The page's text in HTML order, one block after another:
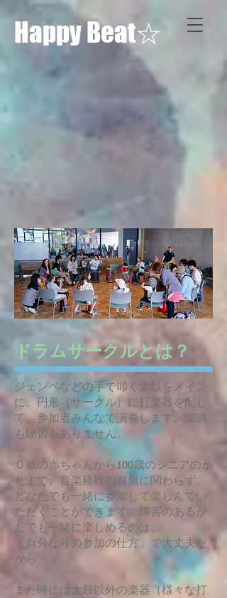
Happy Beat☆
​ドラムサークルとは？
ジェンベなどの手で叩く太鼓をメイン
に、円形（サークル）に打楽器を配し
て、参加者みんなで演奏します。楽譜
も練習もありません。
０歳の赤ちゃんから100歳のシニアのか
たまで。音楽経験の有無に関わらず、
どなたでも一緒に参加して楽しんでい
ただくことができます。障害のあるか
たでも一緒に楽しめるのは、
「自分なりの参加の仕方」で大丈夫だ
から。
また時には太鼓以外の楽器（様々な打